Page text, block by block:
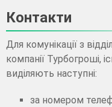
Контакти
Для комунікації з
компанії Турбогроші,
виділяють наступні:
за номером